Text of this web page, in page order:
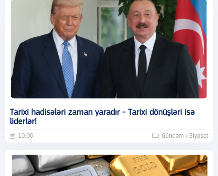
Tarixi hadisələri zaman yaradır - Tarixi dönüşləri isə
liderlər!
10:00 Gündəm / Siyasət